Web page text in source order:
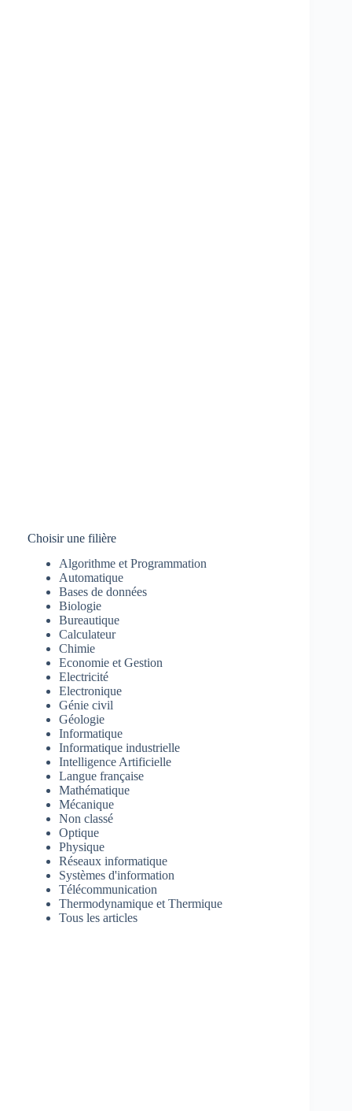
Choisir une filière
Algorithme et Programmation
Automatique
Bases de données
Biologie
Bureautique
Calculateur
Chimie
Economie et Gestion
Electricité
Electronique
Génie civil
Géologie
Informatique
Informatique industrielle
Intelligence Artificielle
Langue française
Mathématique
Mécanique
Non classé
Optique
Physique
Réseaux informatique
Systèmes d'information
Télécommunication
Thermodynamique et Thermique
Tous les articles